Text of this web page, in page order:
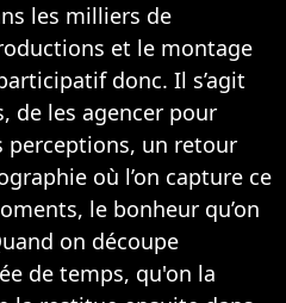
les milliers de
et le montage
donc. Il s’agit
de les agencer pour
perceptions, un retour
où l’on capture ce
le bonheur qu’on
on découpe
de temps, qu'on la